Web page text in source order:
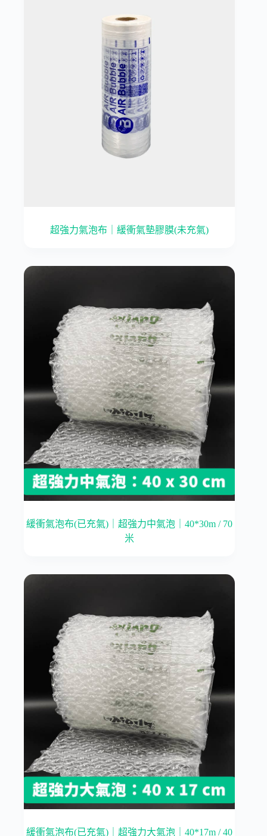
超強力氣泡布｜緩衝氣墊膠膜(未充氣)
緩衝氣泡布(已充氣)｜超強力中氣泡｜40*30m / 70
米
緩衝氣泡布(已充氣)｜超強力大氣泡｜40*17m / 40